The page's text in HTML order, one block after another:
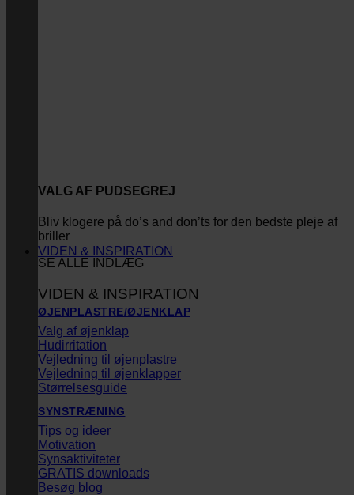
VALG AF PUDSEGREJ
Bliv klogere på do’s and don’ts for den bedste pleje af
briller
SE ALLE INDLÆG
VIDEN & INSPIRATION
VIDEN & INSPIRATION
ØJENPLASTRE/ØJENKLAP
Valg af øjenklap
Hudirritation
Vejledning til øjenplastre
Vejledning til øjenklapper
Størrelsesguide
SYNSTRÆNING
Tips og ideer
Motivation
Synsaktiviteter
GRATIS downloads
Besøg blog